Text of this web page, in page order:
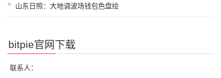
山东日照：大地调波场钱包色盘绘
bitpie官网下载
联系人：